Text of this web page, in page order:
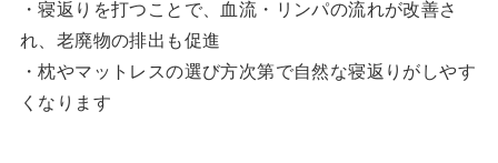
・寝返りを打つことで、血流・リンパの流れが改善さ
れ、老廃物の排出も促進
・枕やマットレスの選び方次第で自然な寝返りがしやす
くなります